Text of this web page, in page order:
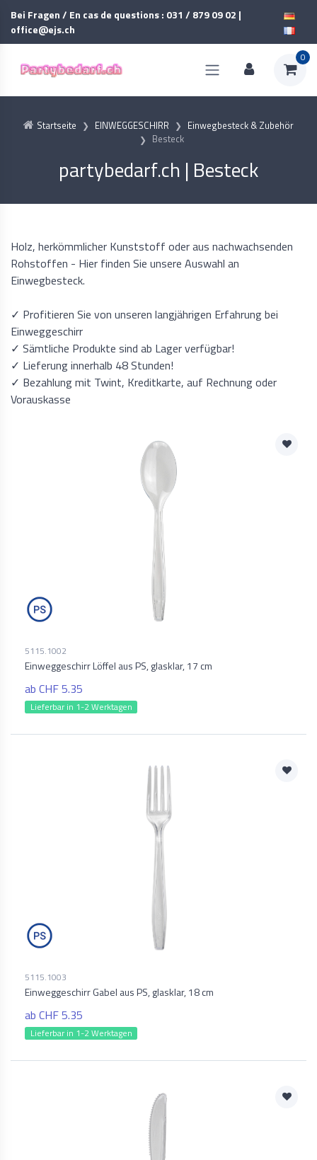
Bei Fragen / En cas de questions : 031 / 879 09 02 |
office@ejs.ch
0
Startseite EINWEGGESCHIRR
Einwegbesteck & Zubehör
Besteck
partybedarf.ch | Besteck
Holz, herkömmlicher Kunststoff oder aus nachwachsenden
Rohstoffen - Hier finden Sie unsere Auswahl an
Einwegbesteck.
✓ Profitieren Sie von unseren langjährigen Erfahrung bei
Einweggeschirr
✓ Sämtliche Produkte sind ab Lager verfügbar!
✓ Lieferung innerhalb 48 Stunden!
✓ Bezahlung mit Twint, Kreditkarte, auf Rechnung oder
Vorauskasse
5115.1002
Einweggeschirr Löffel aus PS, glasklar, 17 cm
ab CHF 5.35
Lieferbar in 1-2 Werktagen
5115.1003
Einweggeschirr Gabel aus PS, glasklar, 18 cm
ab CHF 5.35
Lieferbar in 1-2 Werktagen